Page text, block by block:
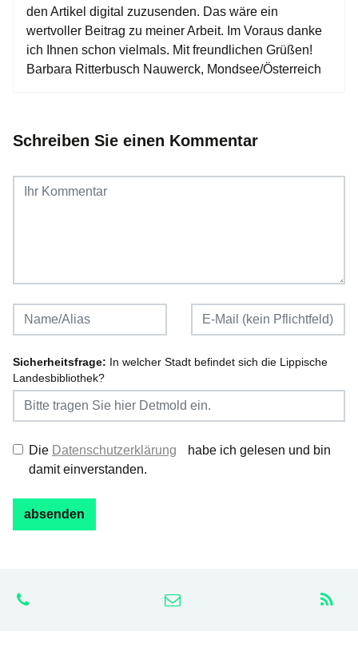
den Artikel digital zuzusenden. Das wäre ein
wertvoller Beitrag zu meiner Arbeit. Im Voraus danke
ich Ihnen schon vielmals. Mit freundlichen Grüßen!
Barbara Ritterbusch Nauwerck, Mondsee/Österreich
Schreiben Sie einen Kommentar
Sicherheitsfrage: In welcher Stadt befindet sich die Lippische
Landesbibliothek?
Die Datenschutzerklärung
habe ich gelesen und bin
damit einverstanden.